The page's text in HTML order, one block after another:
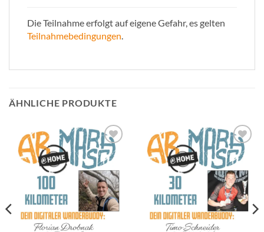
Die Teilnahme erfolgt auf eigene Gefahr, es gelten
Teilnahmebedingungen.
ÄHNLICHE PRODUKTE
Zur
Wunschliste
hinzufügen
Zur
Wunschliste
hinzufügen